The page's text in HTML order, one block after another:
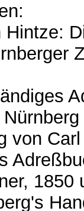
Hintze:
von
1850